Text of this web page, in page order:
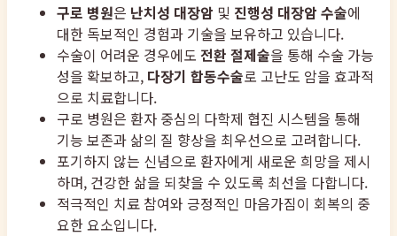
구로 병원은 난치성 대장암 및 진행성 대장암 수술에
대한 독보적인 경험과 기술을 보유하고 있습니다.
수술이 어려운 경우에도 전환 절제술을 통해 수술 가능
성을 확보하고, 다장기 합동수술로 고난도 암을 효과적
으로 치료합니다.
구로 병원은 환자 중심의 다학제 협진 시스템을 통해
기능 보존과 삶의 질 향상을 최우선으로 고려합니다.
포기하지 않는 신념으로 환자에게 새로운 희망을 제시
하며, 건강한 삶을 되찾을 수 있도록 최선을 다합니다.
적극적인 치료 참여와 긍정적인 마음가짐이 회복의 중
요한 요소입니다.